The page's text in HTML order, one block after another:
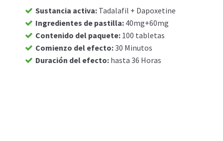
Verifica el Estado de tu Pedido
Blog
Blog
Sustancia activa: Tadalafil + Dapoxetine
Ingredientes de pastilla: 40mg+60mg
Contenido del paquete: 100 tabletas
Comienzo del efecto:30 Minutos
Duración del efecto: hasta 36 Horas